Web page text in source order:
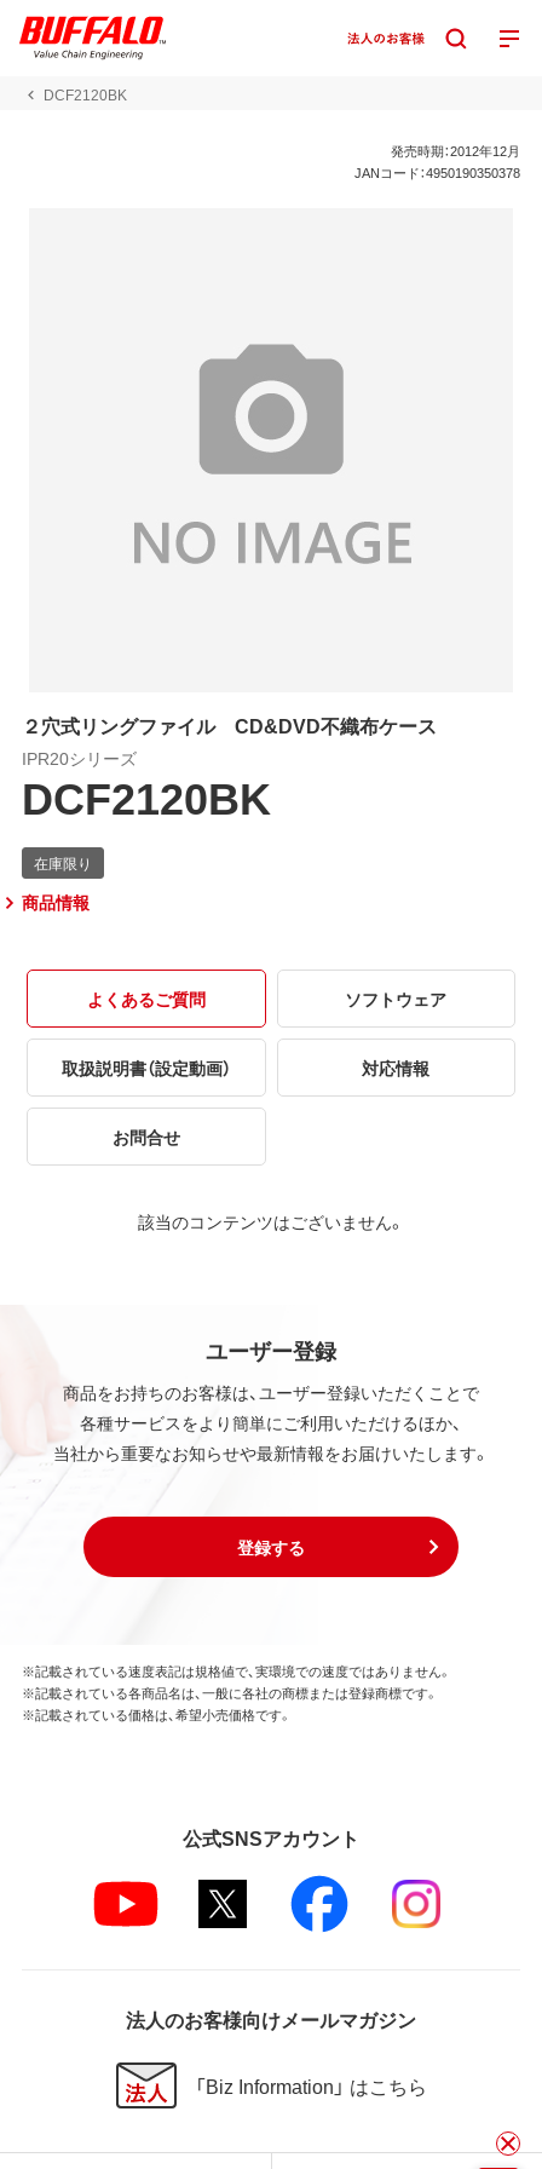
DCF2120BK
発売時期：2012年12月
JANコード：4950190350378
２穴式リングファイル CD&DVD不織布ケース
IPR20シリーズ
DCF2120BK
商品情報
よくあるご質問 ソフトウェア
取扱説明書（設定動画） 対応情報
お問合せ
該当のコンテンツはございません。
ユーザー登録
商品をお持ちのお客様は、ユーザー登録いただくことで
各種サービスをより簡単にご利用いただけるほか、
当社から重要なお知らせや最新情報をお届けいたします。
登録する
※記載されている速度表記は規格値で、実環境での速度ではありません。
※記載されている各商品名は、一般に各社の商標または登録商標です。
※記載されている価格は、希望小売価格です。
公式SNSアカウント
法人のお客様向けメールマガジン
「Biz Information」 はこちら